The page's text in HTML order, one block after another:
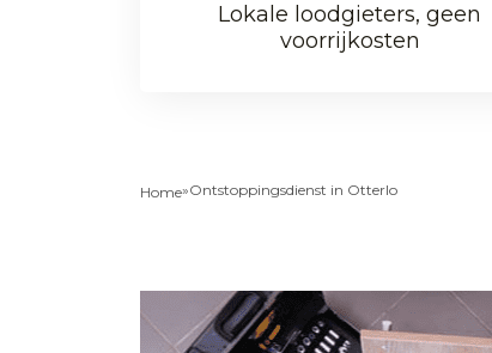
Lokale loodgieters, geen
voorrijkosten
Home»Ontstoppingsdienst in Otterlo